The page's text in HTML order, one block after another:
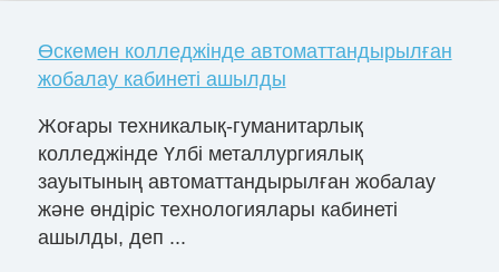
Өскемен колледжінде автоматтандырылған
жобалау кабинеті ашылды
Жоғары техникалық-гуманитарлық
колледжінде Үлбі металлургиялық
зауытының автоматтандырылған жобалау
және өндіріс технологиялары кабинеті
ашылды, деп ...